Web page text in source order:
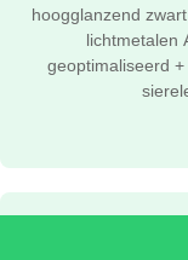
hoogglanzend
lichtmetalen
geoptimaliseerd